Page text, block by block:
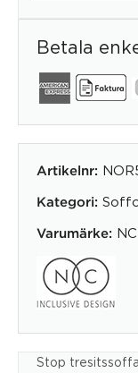
Betala
Artikelnr:
Kategori:
Varumärke:
Stop